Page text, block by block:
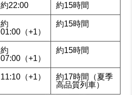
約22:00 約15時間
約
01:00（+1）
約15時間
約
07:00（+1）
約15時間
11:10（+1）
約17時間（夏季
高品質列車）